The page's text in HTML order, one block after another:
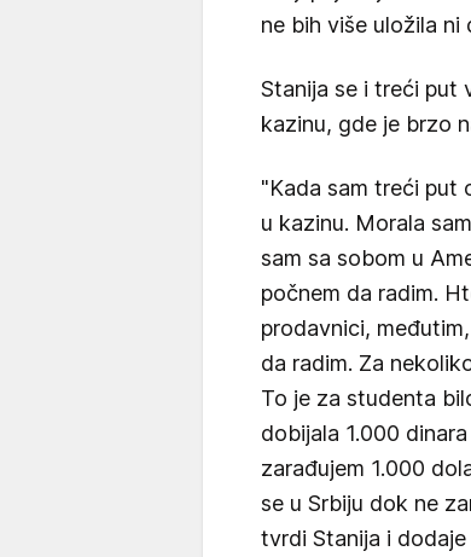
ne bih više uložila ni
Stanija se i treći put
kazinu, gde je brzo
"Kada sam treći put
u kazinu. Morala
sam sa sobom u
počnem da radim.
prodavnici,
da radim. Za
To je za studenta
dobijala 1.000
zarađujem 1.000
se u Srbiju dok ne
tvrdi Stanija i